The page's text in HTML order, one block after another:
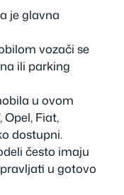
je glavna
vozači se
ili parking
u ovom
Fiat,
dostupni.
često imaju
u gotovo